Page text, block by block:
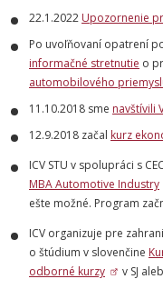
22.1.2022 Upozornenie
Po uvoľňovaní opatrení
informačné stretnutie o
automobilového
11.10.2018 sme navštívili
12.9.2018 začal kurz
ICV STU v spolupráci s
MBA Automotive Industry
ešte možné. Program
ICV organizuje pre
o štúdium v slovenčine
odborné kurzy
v SJ